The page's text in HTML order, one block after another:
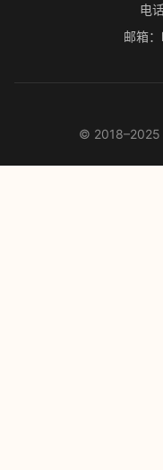
电
邮箱
© 2018–2025